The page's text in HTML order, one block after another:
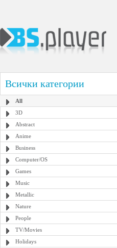
Всички категории
All
3D
Abstract
Anime
Business
Computer/OS
Games
Music
Metallic
Nature
People
TV/Movies
Holidays